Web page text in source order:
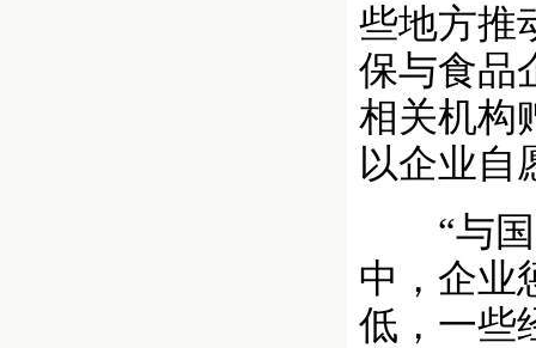
些地方推
保与食品
相关机构
以企业自
“与国
中，企业
低，一些